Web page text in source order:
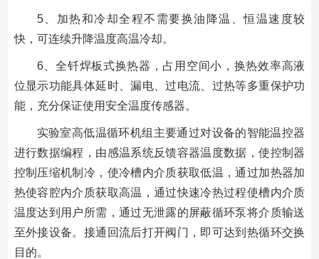
5、加热和冷却全程不需要换油降温、恒温速度较
快，可连续升降温度高温冷却。
6、全钎焊板式换热器，占用空间小，换热效率高液
位显示功能具体延时、漏电、过电流、过热等多重保护功
能，充分保证使用安全温度传感器。
实验室高低温循环机组主要通过对设备的智能温控器
进行数据编程，由感温系统反馈容器温度数据，使控制器
控制压缩机制冷，使冷槽内介质获取低温，通过加热器加
热使容腔内介质获取高温，通过快速冷热过程使槽内介质
温度达到用户所需，通过无泄露的屏蔽循环泵将介质输送
至外接设备。接通回流后打开阀门，即可达到热循环交换
目的。